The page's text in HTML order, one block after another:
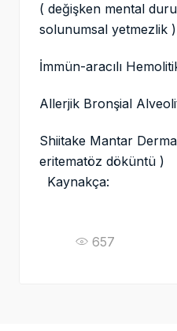
( değişken mental
solunumsal yetmezlik )
İmmün-aracılı
Allerjik Bronşial
Shiitake Mantar
eritematöz
Kaynakça:
657